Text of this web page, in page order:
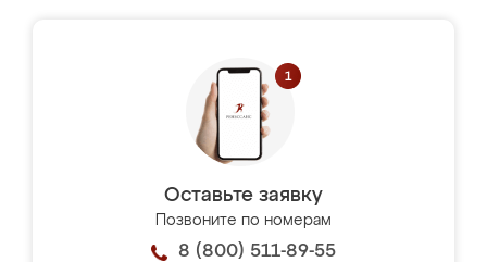
Оставьте заявку
Позвоните по номерам
8 (800) 511-89-55